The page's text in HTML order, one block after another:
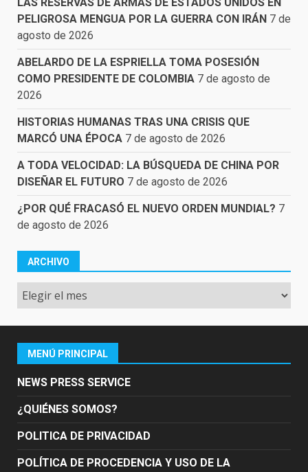
PELIGROSA MENGUA POR LA GUERRA CON IRÁN 7 de
agosto de 2026
ABELARDO DE LA ESPRIELLA TOMA POSESIÓN
COMO PRESIDENTE DE COLOMBIA 7 de agosto de
2026
HISTORIAS HUMANAS TRAS UNA CRISIS QUE
MARCÓ UNA ÉPOCA 7 de agosto de 2026
A TODA VELOCIDAD: LA BÚSQUEDA DE CHINA POR
DISEÑAR EL FUTURO 7 de agosto de 2026
¿POR QUÉ FRACASÓ EL NUEVO ORDEN MUNDIAL? 7
de agosto de 2026
ARCHIVO
Archivo
MENÚ PRINCIPAL
NEWS PRESS SERVICE
¿QUIÉNES SOMOS?
POLITICA DE PRIVACIDAD
POLÍTICA DE PROCEDENCIA Y USO DE LA